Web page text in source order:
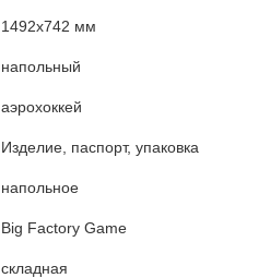
1492х742 мм
напольный
аэрохоккей
Изделие, паспорт, упаковка
напольное
Big Factory Game
складная